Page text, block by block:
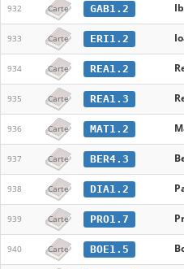
932 Carte GAB1.2
933 Carte ERI1.2
934 Carte REA1.2
935 Carte REA1.3
936 Carte MAT1.2
937 Carte BER4.3
938 Carte DIA1.2
939 Carte PRO1.7
940 Carte BOE1.5